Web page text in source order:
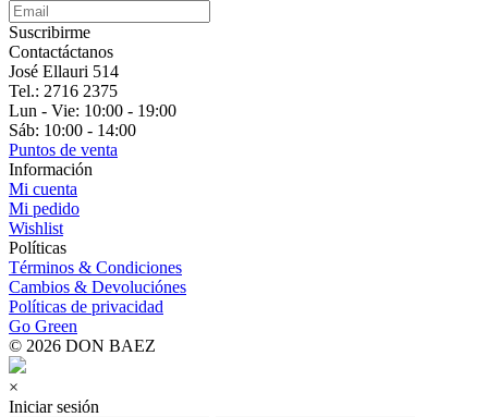
Suscribirme
Contactáctanos
José Ellauri 514
Tel.: 2716 2375
Lun - Vie: 10:00 - 19:00
Sáb: 10:00 - 14:00
Puntos de venta
Información
Mi cuenta
Mi pedido
Wishlist
Políticas
Términos & Condiciones
Cambios & Devoluciónes
Políticas de privacidad
Go Green
© 2026 DON BAEZ
×
Iniciar sesión